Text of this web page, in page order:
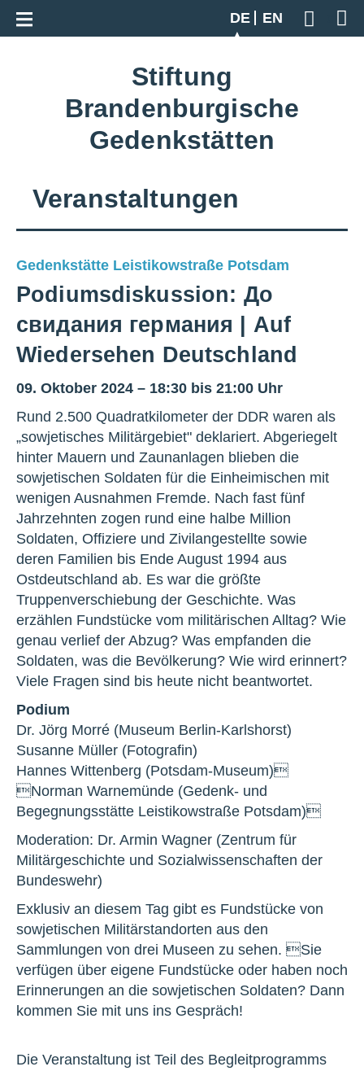
DE
EN
Geben
Zur Gesamtübersicht
Stiftung
Brandenburgische
Gedenkstätten
Veranstaltungen
Gedenkstätte Leistikowstraße Potsdam
Podiumsdiskussion: До
свидания германия | Auf
Wiedersehen Deutschland
09. Oktober 2024 – 18:30 bis 21:00 Uhr
Rund 2.500 Quadratkilometer der DDR waren als
„sowjetisches Militärgebiet" deklariert. Abgeriegelt
hinter Mauern und Zaunanlagen blieben die
sowjetischen Soldaten für die Einheimischen mit
wenigen Ausnahmen Fremde. Nach fast fünf
Jahrzehnten zogen rund eine halbe Million
Soldaten, Offiziere und Zivilangestellte sowie
deren Familien bis Ende August 1994 aus
Ostdeutschland ab. Es war die größte
Truppenverschiebung der Geschichte. Was
erzählen Fundstücke vom militärischen Alltag? Wie
genau verlief der Abzug? Was empfanden die
Soldaten, was die Bevölkerung? Wie wird erinnert?
Viele Fragen sind bis heute nicht beantwortet.
Podium
Dr. Jörg Morré (Museum Berlin-Karlshorst)
Susanne Müller (Fotografin)
Hannes Wittenberg (Potsdam-Museum)
Norman Warnemünde (Gedenk- und
Begegnungsstätte Leistikowstraße Potsdam)
Moderation: Dr. Armin Wagner (Zentrum für
Militärgeschichte und Sozialwissenschaften der
Bundeswehr)
Exklusiv an diesem Tag gibt es Fundstücke von
sowjetischen Militärstandorten aus den
Sammlungen von drei Museen zu sehen. Sie
verfügen über eigene Fundstücke oder haben noch
Erinnerungen an die sowjetischen Soldaten? Dann
kommen Sie mit uns ins Gespräch!
Die Veranstaltung ist Teil des Begleitprogramms